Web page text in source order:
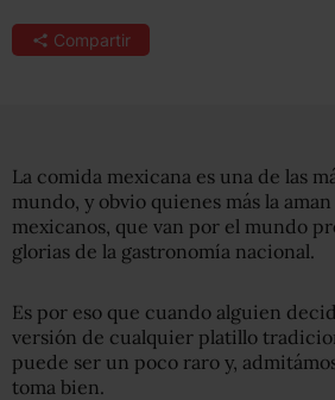
Compartir
La comida mexicana es una de las
mundo, y obvio quienes más la
mexicanos, que van por el mundo
glorias de la gastronomía nacional.
Es por eso que cuando alguien
versión de cualquier platillo
puede ser un poco raro y,
toma bien.